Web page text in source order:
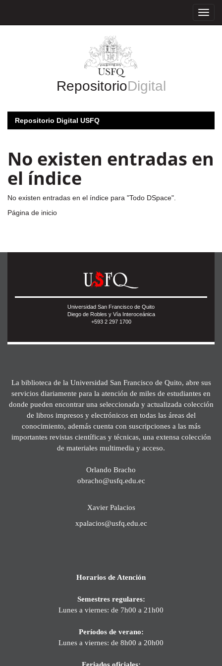
RepositorioDigital
Repositorio Digital USFQ
No existen entradas en
el índice
No existen entradas en el índice para "Todo DSpace".
Página de inicio
Universidad San Francisco de Quito
Diego de Robles y Vía Interoceánica
+593 2 297 1700
La biblioteca de la Universidad San Francisco de Quito, abre sus
servicios diariamente para la atención de miles de estudiantes en
donde pueden encontrar una seleccionada y actualizada colección
de libros impresos y electrónicos en todas las áreas del
conocimiento, además cuenta con suscripciones a las más
importantes revistas científicas y técnicas, una extensa colección
de materiales multimedia y acceso.
Orlando Bracho
obracho@usfq.edu.ec
Xavier Palacios
xpalacios@usfq.edu.ec
Horarios de Atención
Semestres regulares:
Lunes a viernes: de 7h00 a 21h00
Períodos de verano:
Lunes a viernes: de 8h00 a 20h00
Feriados oficiales: